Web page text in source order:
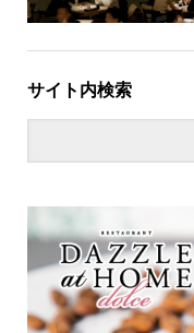
サイト内検索